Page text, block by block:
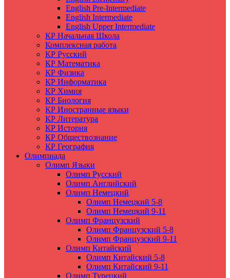
English Pre-Intermediate
English Intermediate
English Upper Intermediate
КР Начальная Школа
Комплексная работа
КР Русский
КР Математика
КР Физика
КР Информатика
КР Химия
КР Биология
КР Иностранные языки
КР Литература
КР История
КР Обществознание
КР География
Олимпиада
Олимп Языки
Олимп Русский
Олимп Английский
Олимп Немецкий
Олимп Немецкий 5-8
Олимп Немецкий 9-11
Олимп Французский
Олимп Французский 5-8
Олимп Французский 9-11
Олимп Китайский
Олимп Китайский 5-8
Олимп Китайский 9-11
Олимп Турецкий